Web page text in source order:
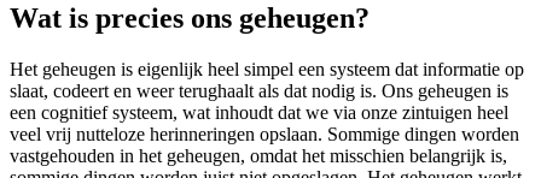
Wat is precies ons geheugen?
Het geheugen is eigenlijk heel simpel een systeem dat informatie op
slaat, codeert en weer terughaalt als dat nodig is. Ons geheugen is
een cognitief systeem, wat inhoudt dat we via onze zintuigen heel
veel vrij nutteloze herinneringen opslaan. Sommige dingen worden
vastgehouden in het geheugen, omdat het misschien belangrijk is,